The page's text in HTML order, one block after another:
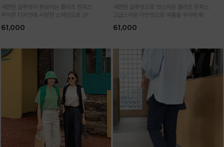
세련된 실루엣이 돋보이는 플리츠 원피스
우아한 디자인에 시원한 소재감으로 굿!
61,000
세련된 실루엣으로 멋스러운 플리츠 원피스
고급스러운 아웃핏으로 여름을 우아하게!
61,000